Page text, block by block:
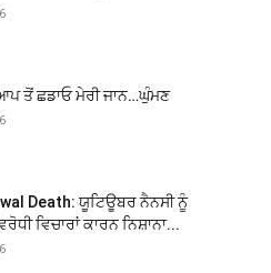
ਤੋਂ ਛਡਾਓ ਮੇਰੀ ਜਾਨ…ਘੁੰਮਣ
Death: ਯੂਟਿਊਬਰ ਨੈਨਸੀ ਨੂੰ
ਵਿਚਾਰਾਂ ਕਾਰਨ ਨਿਸ਼ਾਨਾ...